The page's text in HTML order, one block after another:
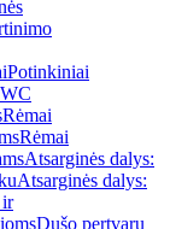
Potinkiniai
Rėmai
Rėmai
Atsarginės dalys:
Atsarginės dalys:
ir
Dušo pertvarų